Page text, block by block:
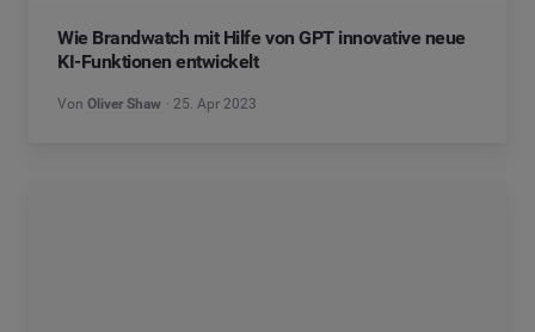
Wie Brandwatch mit Hilfe von GPT innovative neue
KI-Funktionen entwickelt
Von Oliver Shaw 25. Apr 2023